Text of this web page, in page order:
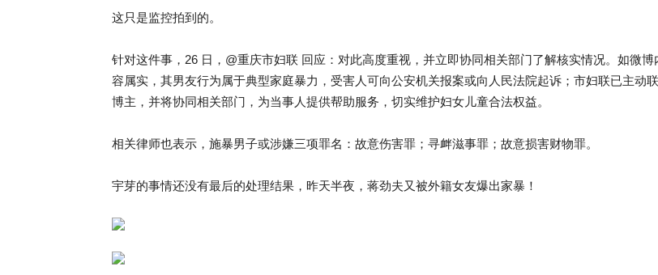
这只是监控拍到的。
针对这件事，26 日，@重庆市妇联 回应：对此高度重视，并立即协同相关部门了解核实情况。如微博
容属实，其男友行为属于典型家庭暴力，受害人可向公安机关报案或向人民法院起诉；市妇联已主动
博主，并将协同相关部门，为当事人提供帮助服务，切实维护妇女儿童合法权益。
相关律师也表示，施暴男子或涉嫌三项罪名：故意伤害罪；寻衅滋事罪；故意损害财物罪。
宇芽的事情还没有最后的处理结果，昨天半夜，蒋劲夫又被外籍女友爆出家暴！